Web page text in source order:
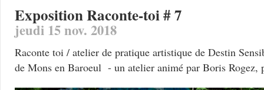
Exposition Raconte-toi # 7
jeudi 15 nov. 2018
Raconte toi / atelier de pratique artistique de Destin
de Mons en Baroeul - un atelier animé par Boris Rogez,